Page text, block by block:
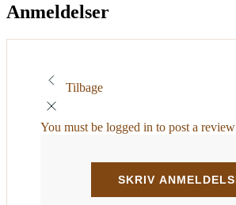
Anmeldelser
Tilbage
You must be logged in to post a review